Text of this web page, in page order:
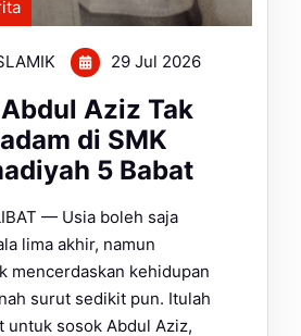
29 Jul 2026
Aziz Tak
di SMK
5 Babat
— Usia boleh saja
lima akhir, namun
mencerdaskan kehidupan
surut sedikit pun. Itulah
untuk sosok Abdul Aziz,